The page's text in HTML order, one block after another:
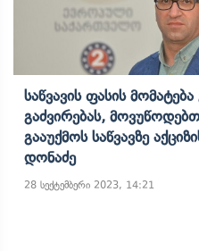
Საწვავის Ფასის
Გაძვირებას,
Გააუქმოს Საწვავზე
Დონაძე
28 სექტემბერი 2023, 14:21